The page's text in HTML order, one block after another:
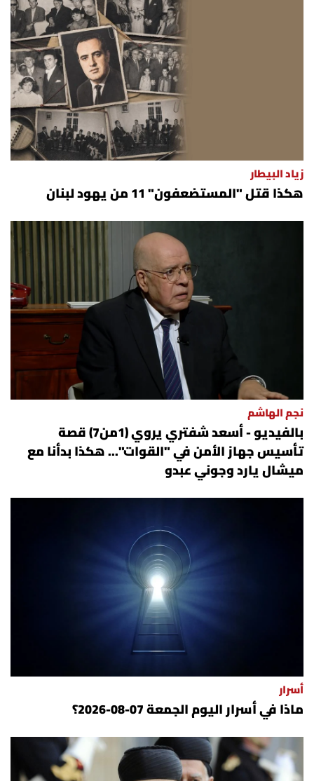
زياد البيطار
هكذا قتل "المستضعفون" 11 من يهود لبنان
نجم الهاشم
بالفيديو - أسعد شفتري يروي (1من7) قصة
تأسيس جهاز الأمن في "القوات"... هكذا بدأنا مع
ميشال يارد وجوني عبدو
أسرار
ماذا في أسرار اليوم الجمعة 07-08-2026؟